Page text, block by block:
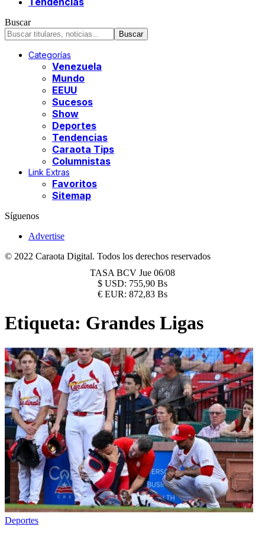
Buscar
Categorías
Venezuela
Mundo
EEUU
Sucesos
Show
Deportes
Tendencias
Caraota Tips
Columnistas
Link Extras
Favoritos
Sitemap
Síguenos
Advertise
© 2022 Caraota Digital. Todos los derechos reservados
TASA BCV Jue 06/08
$ USD: 755,90 Bs
€ EUR: 872,83 Bs
Etiqueta: Grandes Ligas
Deportes